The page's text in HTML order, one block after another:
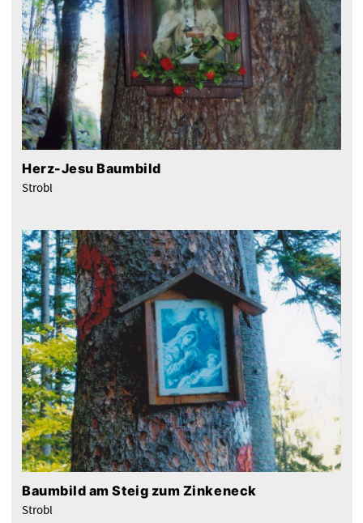
Herz-Jesu Baumbild
Strobl
Baumbild am Steig zum Zinkeneck
Strobl